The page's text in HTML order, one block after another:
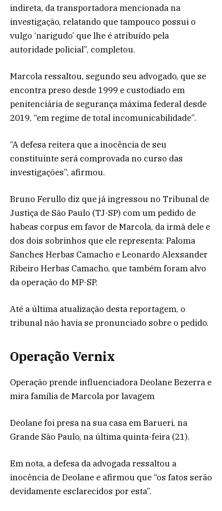
indireta, da transportadora mencionada na
investigação, relatando que tampouco possui o
vulgo ‘narigudo’ que lhe é atribuído pela
autoridade policial”, completou.
Marcola ressaltou, segundo seu advogado, que se
encontra preso desde 1999 e custodiado em
penitenciária de segurança máxima federal desde
2019, “em regime de total incomunicabilidade”.
“A defesa reitera que a inocência de seu
constituinte será comprovada no curso das
investigações”, afirmou.
Bruno Ferullo diz que já ingressou no Tribunal de
Justiça de São Paulo (TJ-SP) com um pedido de
habeas corpus em favor de Marcola, da irmã dele e
dos dois sobrinhos que ele representa: Paloma
Sanches Herbas Camacho e Leonardo Alexsander
Ribeiro Herbas Camacho, que também foram alvo
da operação do MP-SP.
Até a última atualização desta reportagem, o
tribunal não havia se pronunciado sobre o pedido.
Operação Vernix
Operação prende influenciadora Deolane Bezerra e
mira família de Marcola por lavagem
Deolane foi presa na sua casa em Barueri, na
Grande São Paulo, na última quinta-feira (21).
Em nota, a defesa da advogada ressaltou a
inocência de Deolane e afirmou que “os fatos serão
devidamente esclarecidos por esta”.